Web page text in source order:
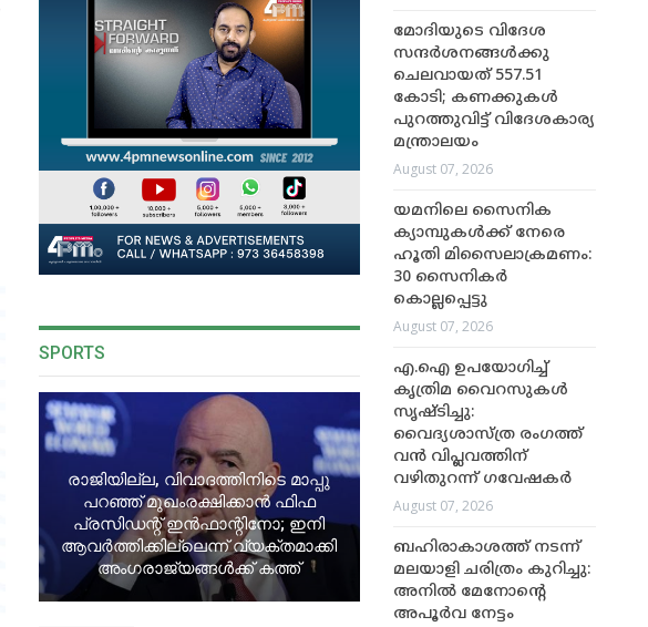
SPORTS
രാജിയില്ല, വിവാദത്തിനിടെ മാപ്പു
പറഞ്ഞ് മുഖംരക്ഷിക്കാൻ ഫിഫ
പ്രസിഡന്റ് ഇൻഫാന്റിനോ; ഇനി
ആവർത്തിക്കില്ലെന്ന് വ്യക്തമാക്കി
അംഗരാജ്യങ്ങൾക്ക് കത്ത്
മോദിയുടെ വിദേശ
സന്ദർശനങ്ങൾക്കു
ചെലവായത് 557.51
കോടി; കണക്കുകൾ
പുറത്തുവിട്ട് വിദേശകാര്യ
മന്ത്രാലയം
August 07, 2026
യമനിലെ സൈനിക
ക്യാമ്പുകൾക്ക് നേരെ
ഹൂതി മിസൈലാക്രമണം:
30 സൈനികർ
കൊല്ലപ്പെട്ടു
August 07, 2026
എ.ഐ ഉപയോഗിച്ച്
കൃത്രിമ വൈറസുകൾ
സൃഷ്ടിച്ചു:
വൈദ്യശാസ്ത്ര രംഗത്ത്
വൻ വിപ്ലവത്തിന്
വഴിതുറന്ന് ഗവേഷകർ
August 07, 2026
ബഹിരാകാശത്ത് നടന്ന്
മലയാളി ചരിത്രം കുറിച്ചു:
അനിൽ മേനോന്റെ
അപൂർവ നേട്ടം